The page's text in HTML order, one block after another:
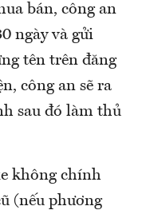
bán, công an
ngày và gửi
tên trên đăng
công an sẽ ra
sau đó làm thủ
không chính
(nếu phương